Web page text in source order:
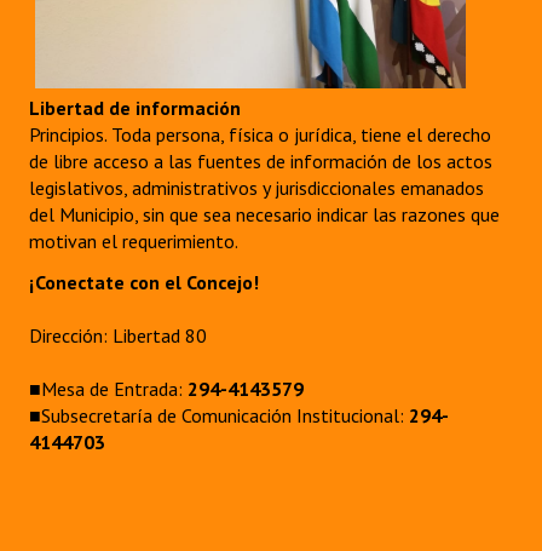
Noticias Destacadas
Registros y Distinciones
Datos Históricos
Premio al Mérito - Registro
Audiencias Públicas - Registro
Periodistas Decanos - Registro
Libertad de información
Principios. Toda persona, física o jurídica, tiene el derecho
de libre acceso a las fuentes de información de los actos
legislativos, administrativos y jurisdiccionales emanados
del Municipio, sin que sea necesario indicar las razones que
motivan el requerimiento.
¡Conectate con el Concejo!
Dirección: Libertad 80
■Mesa de Entrada: 294-4143579
■Subsecretaría de Comunicación Institucional: 294-
4144703